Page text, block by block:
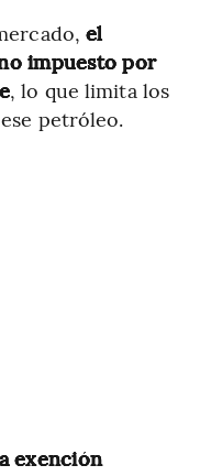
el
impuesto por
, lo que limita los
petróleo.
exención